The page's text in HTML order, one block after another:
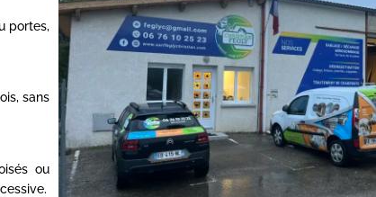
portes,
sans
ou